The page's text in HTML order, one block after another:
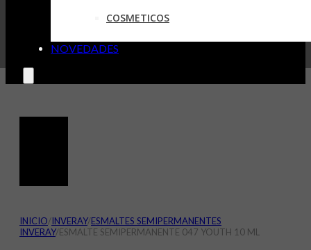
COSMETICOS
NOVEDADES
INICIO/INVERAY/ESMALTES SEMIPERMANENTES
INVERAY/ESMALTE SEMIPERMANENTE 047 YOUTH 10 ML